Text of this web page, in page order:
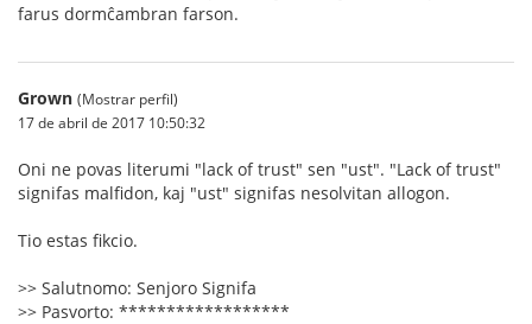
farus dormĉambran farson.
Grown (Mostrar perfil)
17 de abril de 2017 10:50:32
Oni ne povas literumi "lack of trust" sen "ust". "Lack of trust"
signifas malfidon, kaj "ust" signifas nesolvitan allogon.
Tio estas fikcio.
>> Salutnomo: Senjoro Signifa
>> Pasvorto: ******************